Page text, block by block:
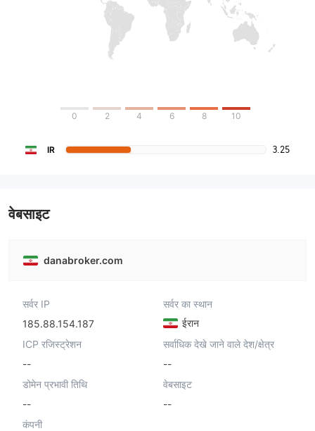
0 2 4 6 8 10
IR 3.25
वेबसाइट
danabroker.com
सर्वर IP
185.88.154.187
सर्वर का स्थान
ईरान
ICP रजिस्ट्रेशन
--
सर्वाधिक देखे जाने वाले देश/क्षेत्र
--
डोमेन प्रभावी तिथि
--
वेबसाइट
--
कंपनी